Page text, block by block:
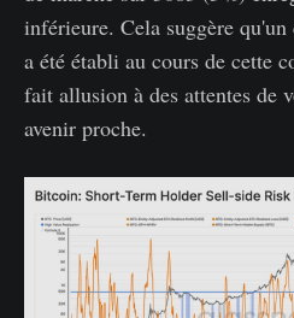
inférieure. Cela suggère
a été établi au cours de cette
fait allusion à des attentes de
avenir proche.